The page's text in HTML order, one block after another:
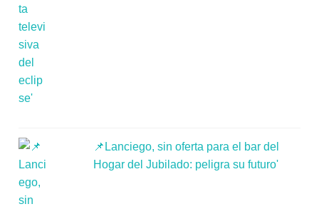
📌Lanciego, sin oferta para el bar del
Hogar del Jubilado: peligra su futuro'